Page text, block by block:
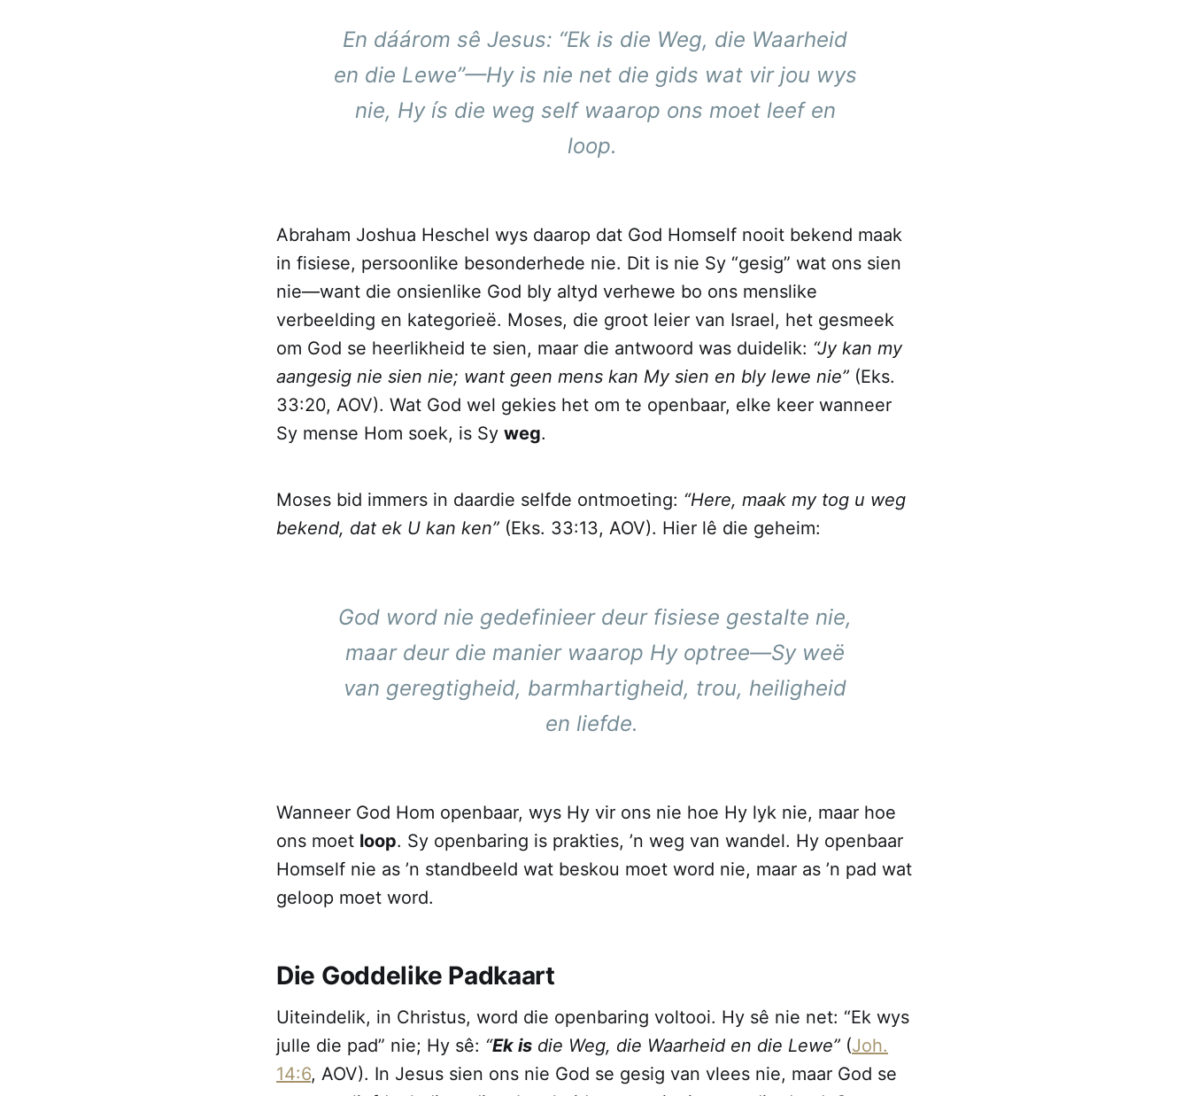
En dáárom sê Jesus: “Ek is die Weg, die Waarheid
en die Lewe”—Hy is nie net die gids wat vir jou wys
nie, Hy ís die weg self waarop ons moet leef en
loop.
Abraham Joshua Heschel wys daarop dat God Homself nooit bekend maak
in fisiese, persoonlike besonderhede nie. Dit is nie Sy “gesig” wat ons sien
nie—want die onsienlike God bly altyd verhewe bo ons menslike
verbeelding en kategorieë. Moses, die groot leier van Israel, het gesmeek
om God se heerlikheid te sien, maar die antwoord was duidelik: “Jy kan my
aangesig nie sien nie; want geen mens kan My sien en bly lewe nie” (Eks.
33:20, AOV). Wat God wel gekies het om te openbaar, elke keer wanneer
Sy mense Hom soek, is Sy weg.
Moses bid immers in daardie selfde ontmoeting: “Here, maak my tog u weg
bekend, dat ek U kan ken” (Eks. 33:13, AOV). Hier lê die geheim:
God word nie gedefinieer deur fisiese gestalte nie,
maar deur die manier waarop Hy optree—Sy weë
van geregtigheid, barmhartigheid, trou, heiligheid
en liefde.
Wanneer God Hom openbaar, wys Hy vir ons nie hoe Hy lyk nie, maar hoe
ons moet loop. Sy openbaring is prakties, ’n weg van wandel. Hy openbaar
Homself nie as ’n standbeeld wat beskou moet word nie, maar as ’n pad wat
geloop moet word.
Die Goddelike Padkaart
Uiteindelik, in Christus, word die openbaring voltooi. Hy sê nie net: “Ek wys
julle die pad” nie; Hy sê: “Ek is die Weg, die Waarheid en die Lewe” (Joh.
14:6, AOV). In Jesus sien ons nie God se gesig van vlees nie, maar God se